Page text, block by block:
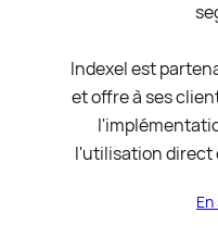
Indexel est
et offre à ses
l'utilisation direct